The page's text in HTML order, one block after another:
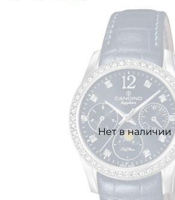
Нет в наличии